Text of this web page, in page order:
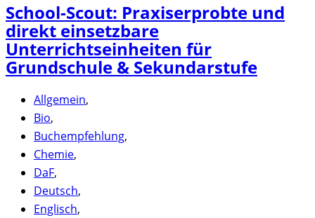
School-Scout: Praxiserprobte und
direkt einsetzbare
Unterrichtseinheiten für
Grundschule & Sekundarstufe
Allgemein,
Bio,
Buchempfehlung,
Chemie,
DaF,
Deutsch,
Englisch,